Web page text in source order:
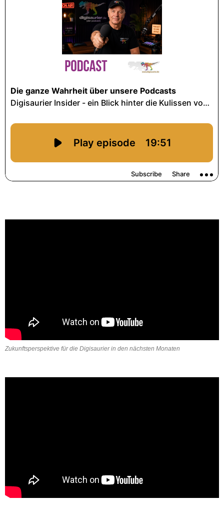
Zukunftsperspektive für die Digisaurier in den nächsten Monaten